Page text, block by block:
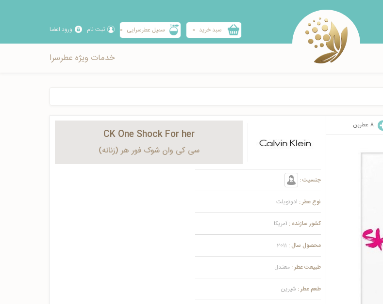
ورود اعضا ثبت نام سمپل عطرسرایی 0 سبد خرید 0
خدمات ویژه عطرسرا
8 عطربن
CK One Shock For her
سی کی وان شوک فور هر (زنانه)
جنسیت :
نوع عطر : ادوتویلت
کشور سازنده : آمریکا
محصول سال : 2011
طبیعت عطر : معتدل
طعم عطر : شیرین